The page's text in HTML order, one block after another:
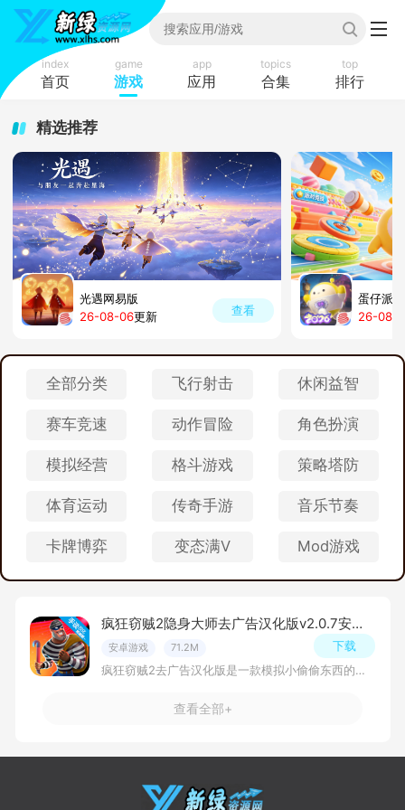
index
首页
game
游戏
app
应用
topics
合集
top
排行
精选推荐
光遇网易版
26-08-06更新 查看
蛋仔派
26-08-
全部分类 飞行射击 休闲益智
赛车竞速 动作冒险 角色扮演
模拟经营 格斗游戏 策略塔防
体育运动 传奇手游 音乐节奏
卡牌博弈 变态满V Mod游戏
疯狂窃贼2隐身大师去广告汉化版v2.0.7安卓版
安卓游戏 71.2M
疯狂窃贼2去广告汉化版是一款模拟小偷偷东西的一款休闲冒险类游戏，成为一名小偷，想办法在人群之中偷东西，并且不要让任何人察觉到，一旦有人发现你就危险了，他
下载
查看全部+